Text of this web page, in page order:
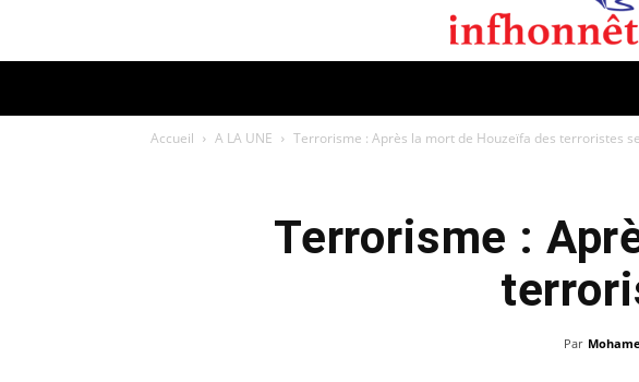
Accueil A LA UNE Terrorisme : Après la mort de Houzeïfa des terroristes
Terrorisme :
Par